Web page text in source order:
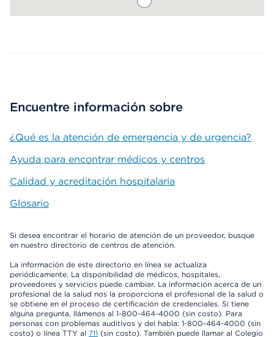
Encuentre información sobre
¿Qué es la atención de emergencia y de urgencia?
Ayuda para encontrar médicos y centros
Calidad y acreditación hospitalaria
Glosario
Si desea encontrar el horario de atención de un proveedor, busque
en nuestro directorio de centros de atención.
La información de este directorio en línea se actualiza
periódicamente. La disponibilidad de médicos, hospitales,
proveedores y servicios puede cambiar. La información acerca de un
profesional de la salud nos la proporciona el profesional de la salud o
se obtiene en el proceso de certificación de credenciales. Si tiene
alguna pregunta, llámenos al 1-800-464-4000 (sin costo). Para
personas con problemas auditivos y del habla: 1-800-464-4000 (sin
costo) o línea TTY al 711 (sin costo). También puede llamar al Colegio